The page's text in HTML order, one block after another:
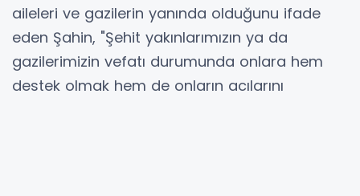
aileleri ve gazilerin yanında olduğunu ifade
eden Şahin, "Şehit yakınlarımızın ya da
gazilerimizin vefatı durumunda onlara hem
destek olmak hem de onların acılarını